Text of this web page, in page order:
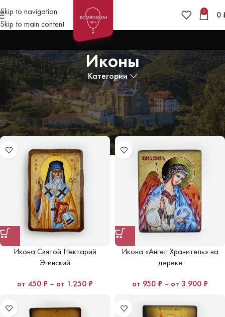
Skip to navigation
Skip to main content
0 0
Иконы
Категории
Главная»Иконы Отображение 1–12 из 100
Показать фильтры
Икона Святой Нектарий
Эгинский
450 ₽ – 1.250 ₽
Икона «Ангел Хранитель» на
дереве
950 ₽ – 3.900 ₽